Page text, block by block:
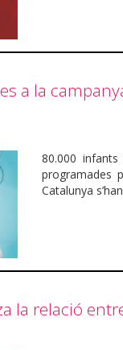
a la
80.000
programades
Catalunya
la relació